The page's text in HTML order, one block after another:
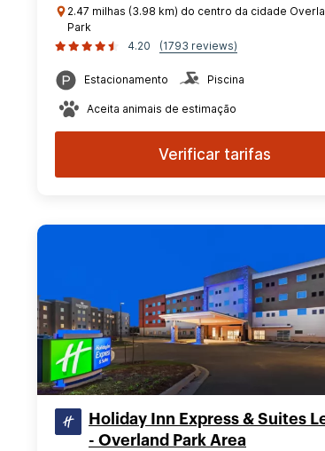
2.47 milhas (3.98 km) do centro da cidade
Park
4.20
(1793 reviews)
Estacionamento Piscina
Aceita animais de estimação
Verificar tarifas
Holiday Inn Express & Suites
- Overland Park Area